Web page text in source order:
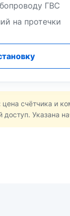
ГВС
на протечки
цена счётчика и
доступ. Указана